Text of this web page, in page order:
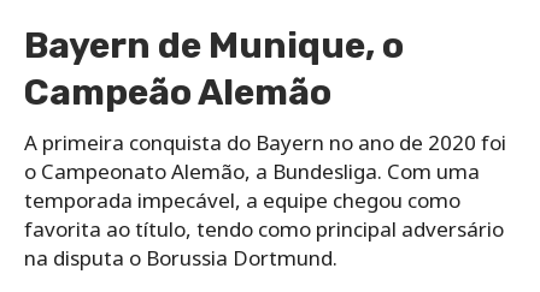
Bayern de Munique, o
Campeão Alemão
A primeira conquista do Bayern no ano de 2020 foi
o Campeonato Alemão, a Bundesliga. Com uma
temporada impecável, a equipe chegou como
favorita ao título, tendo como principal adversário
na disputa o Borussia Dortmund.